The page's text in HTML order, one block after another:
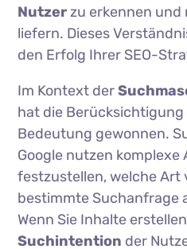
Nutzerzu erkennen und
liefern. Dieses
den Erfolg Ihrer SEO-
Im Kontext der
hat die
Bedeutung gewonnen.
Google nutzen komplexe
festzustellen, welche Art
bestimmte Suchanfrage
Wenn Sie Inhalte
Suchintention der